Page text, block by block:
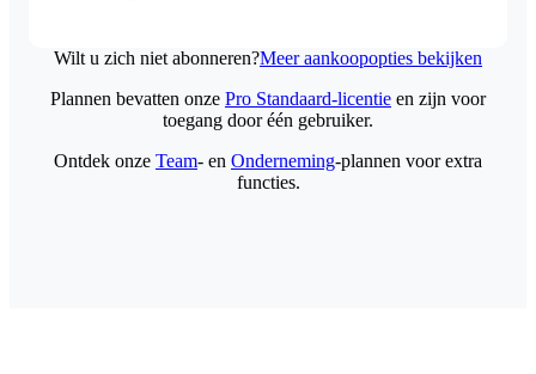
Wilt u zich niet abonneren?Meer aankoopopties bekijken
Plannen bevatten onze Pro Standaard-licentie en zijn voor
toegang door één gebruiker.
Ontdek onze Team- en Onderneming-plannen voor extra
functies.